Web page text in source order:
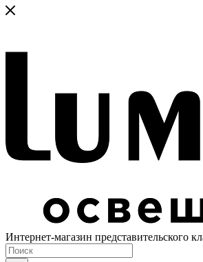
Интернет-магазин представительского